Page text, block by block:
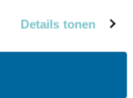
Details tonen